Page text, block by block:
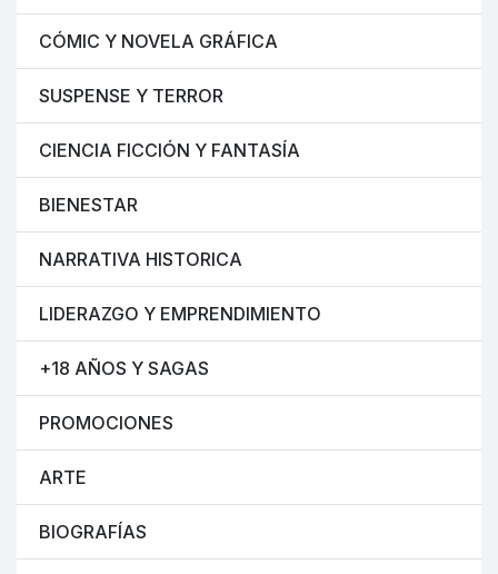
CÓMIC Y NOVELA GRÁFICA
SUSPENSE Y TERROR
CIENCIA FICCIÓN Y FANTASÍA
BIENESTAR
NARRATIVA HISTORICA
LIDERAZGO Y EMPRENDIMIENTO
+18 AÑOS Y SAGAS
PROMOCIONES
ARTE
BIOGRAFÍAS